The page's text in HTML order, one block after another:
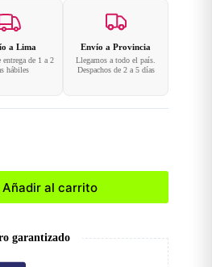
a Lima
de 1 a 2
hábiles
Envío a Provincia
Llegamos a todo el país.
Despachos de 2 a 5 días
Añadir al carrito
garantizado